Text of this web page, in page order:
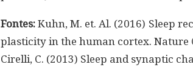
Fontes: Kuhn, M. et. Al. (2016) Sleep
plasticity in the human cortex. Nature
Cirelli, C. (2013) Sleep and synaptic